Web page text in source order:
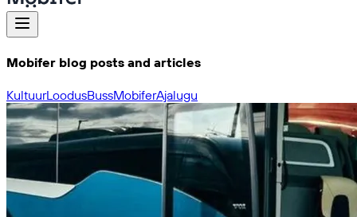
Mobifer blog posts and articles
KultuurLoodusBussMobiferAjalugu